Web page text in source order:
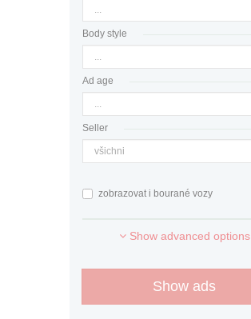
Body style
Ad age
Seller
zobrazovat i bourané vozy
Show advanced options
Show ads